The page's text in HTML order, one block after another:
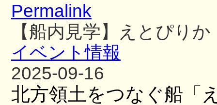
Permalink
【船内見学】えとぴりか
イベント情報
2025-09-16
北方領土をつなぐ船「